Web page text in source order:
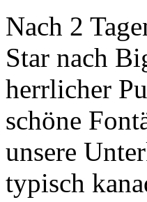
Nach 2
Star nach
herrlicher
schöne
unsere
typisch